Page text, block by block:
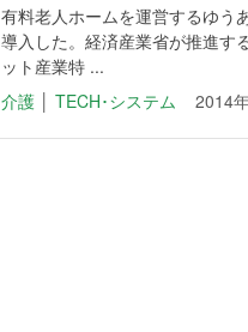
有料老人ホームを運営するゆう
導入した。経済産業省が推進す
ット産業特 ...
介護
TECH･システム 2014